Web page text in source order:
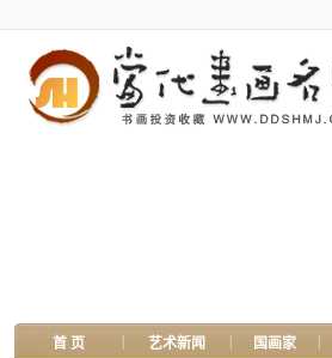
首 页 艺术新闻 国画家